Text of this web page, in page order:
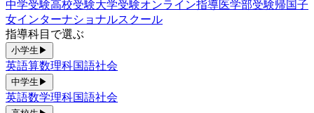
中学受験高校受験大学受験オンライン指導医学部受験帰国子
女インターナショナルスクール
指導科目で選ぶ
小学生 ▶
英語算数理科国語社会
中学生 ▶
英語数学理科国語社会